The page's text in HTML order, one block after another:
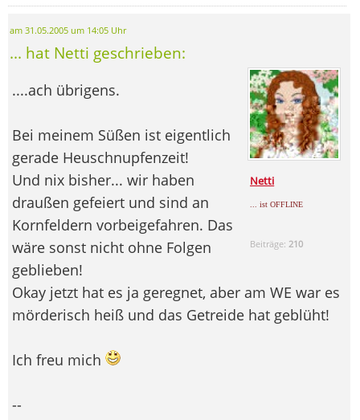
am 31.05.2005 um 14:05 Uhr
... hat Netti geschrieben:
Netti
... ist OFFLINE
Beiträge: 210
....ach übrigens.
Bei meinem Süßen ist eigentlich
gerade Heuschnupfenzeit!
Und nix bisher... wir haben
draußen gefeiert und sind an
Kornfeldern vorbeigefahren. Das
wäre sonst nicht ohne Folgen
geblieben!
Okay jetzt hat es ja geregnet, aber am WE war es
mörderisch heiß und das Getreide hat geblüht!
Ich freu mich
--